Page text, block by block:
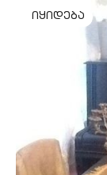
იყიდება